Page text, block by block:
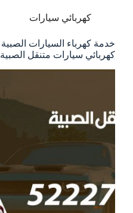
كهربائي سيارات
كهربائي سيارات متنقل الصبية